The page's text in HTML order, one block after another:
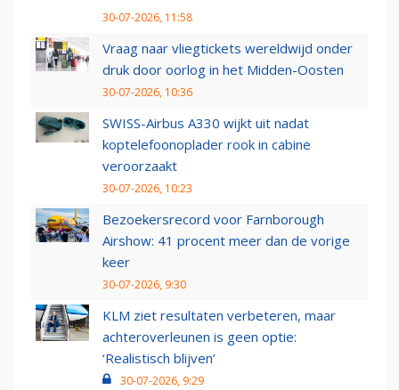
30-07-2026, 11:58
Vraag naar vliegtickets wereldwijd onder
druk door oorlog in het Midden-Oosten
30-07-2026, 10:36
SWISS-Airbus A330 wijkt uit nadat
koptelefoonoplader rook in cabine
veroorzaakt
30-07-2026, 10:23
Bezoekersrecord voor Farnborough
Airshow: 41 procent meer dan de vorige
keer
30-07-2026, 9:30
KLM ziet resultaten verbeteren, maar
achteroverleunen is geen optie:
‘Realistisch blijven’
30-07-2026, 9:29